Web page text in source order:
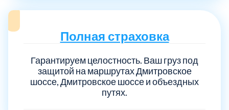
Полная страховка
Гарантируем целостность. Ваш груз под
защитой на маршрутах Дмитровское
шоссе, Дмитровское шоссе и объездных
путях.